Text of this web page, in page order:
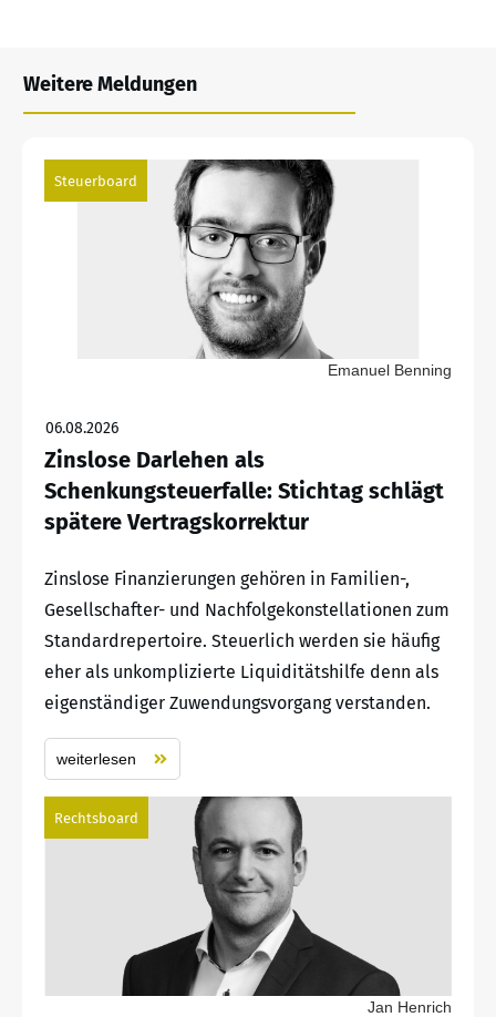
Weitere Meldungen
Steuerboard
Emanuel Benning
06.08.2026
Zinslose Darlehen als
Schenkungsteuerfalle: Stichtag schlägt
spätere Vertragskorrektur
Zinslose Finanzierungen gehören in Familien-,
Gesellschafter- und Nachfolgekonstellationen zum
Standardrepertoire. Steuerlich werden sie häufig
eher als unkomplizierte Liquiditätshilfe denn als
eigenständiger Zuwendungsvorgang verstanden.
weiterlesen
Rechtsboard
Jan Henrich